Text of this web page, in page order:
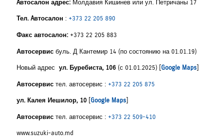
Aвтосалон адрес: Молдавия Кишинев или ул. Петричаны 17
Тел. Aвтосалон : +373 22 205 890
Факс автосалон: +373 22 205 883
Автосервис буль. Д Кантемир 14 (по состоянию на 01.01.19)
Новый адрес ул. Буребиста, 106 (с 01.01.2025) [ Google Maps
Автосервис тел. автосервис : +373 22 205 875
ул. Калея Иешилор, 10 Google Maps
Автосервис тел. автосервис : +373 22 509-410
www.suzuki-auto.md